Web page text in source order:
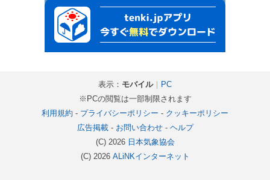
表示： モバイル｜ PC
※PCの閲覧は一部制限されます
利用規約 - プライバシーポリシー - クッキーポリシー
広告掲載- お問い合わせ- ヘルプ
(C) 2026 日本気象協会
(C) 2026 ALiNKインターネット